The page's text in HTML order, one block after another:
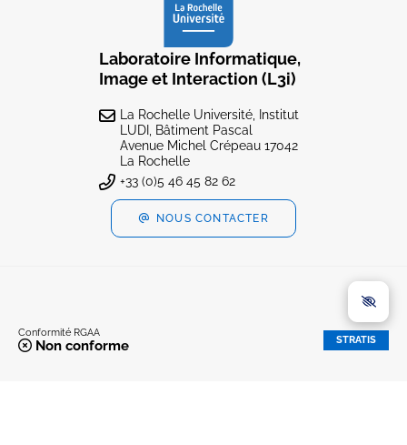
Laboratoire Informatique,
Image et Interaction (L3i)
La Rochelle Université, Institut
LUDI, Bâtiment Pascal
Avenue Michel Crépeau 17042
La Rochelle
+33 (0)5 46 45 82 62
NOUS CONTACTER
Conformité RGAA
Non conforme STRATIS